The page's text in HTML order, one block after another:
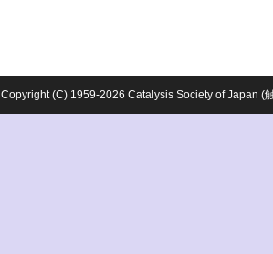
Copyright (C) 1959-2026 Catalysis Society of Japan (